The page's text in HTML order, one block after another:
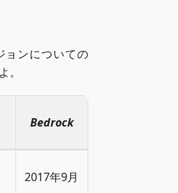
ンについての
。
Bedrock
2017年9月